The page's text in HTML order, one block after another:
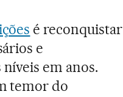
é reconquistar
e
em anos.
temor do